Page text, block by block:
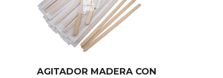
AGITADOR MADERA CON